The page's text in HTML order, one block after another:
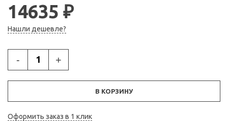
14635 ₽
Нашли дешевле?
- +
В КОРЗИНУ
Оформить заказ в 1 клик